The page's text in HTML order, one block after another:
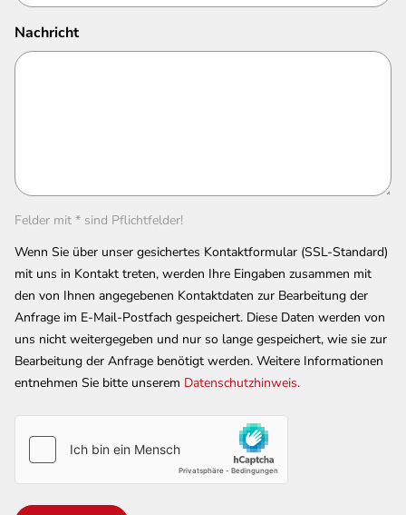
Nachricht
Felder mit * sind Pflichtfelder!
Wenn Sie über unser gesichertes Kontaktformular (SSL-Standard)
mit uns in Kontakt treten, werden Ihre Eingaben zusammen mit
den von Ihnen angegebenen Kontaktdaten zur Bearbeitung der
Anfrage im E-Mail-Postfach gespeichert. Diese Daten werden von
uns nicht weitergegeben und nur so lange gespeichert, wie sie zur
Bearbeitung der Anfrage benötigt werden. Weitere Informationen
entnehmen Sie bitte unserem Datenschutzhinweis.